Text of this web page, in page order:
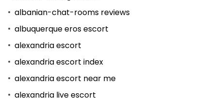
albanian-chat-rooms reviews
albuquerque eros escort
alexandria escort
alexandria escort index
alexandria escort near me
alexandria live escort